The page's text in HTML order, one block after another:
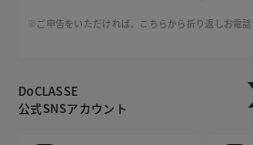
※ご申告をいただければ、こちらから折り返しお電
DoCLASSE
公式SNSアカウント